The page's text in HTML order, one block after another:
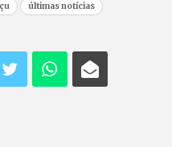
últimas notícias